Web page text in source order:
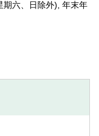
期六、日除外), 年末年